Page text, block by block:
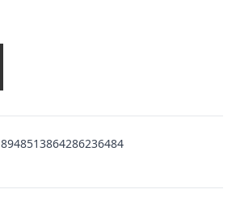
8948513864286236484